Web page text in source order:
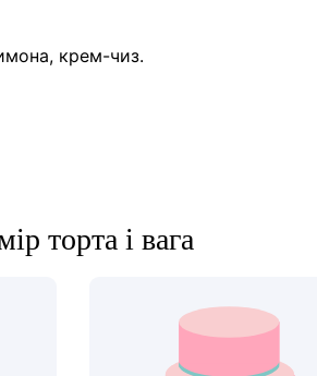
крем-чиз.
торта і вага